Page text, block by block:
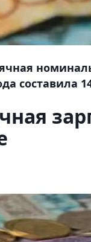
составила